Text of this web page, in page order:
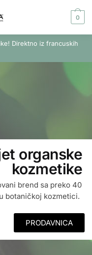
0
Direktno iz francuskih
organske
kozmetike
brend sa preko 40
botaničkoj kozmetici.
PRODAVNICA